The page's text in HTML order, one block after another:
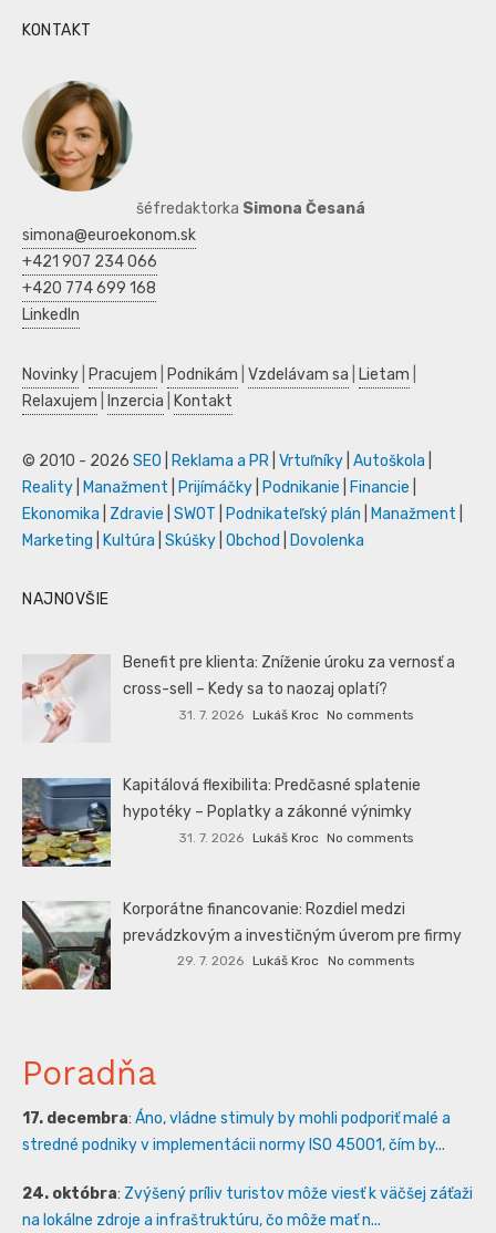
KONTAKT
šéfredaktorka Simona Česaná
simona@euroekonom.sk
+421 907 234 066
+420 774 699 168
LinkedIn
Novinky Pracujem Podnikám Vzdelávam sa Lietam
Relaxujem
Inzercia Kontakt
© 2010 - 2026 SEO Reklama a PR Vrtuľníky Autoškola
Reality
Manažment Prijímáčky Podnikanie Financie
Ekonomika
Zdravie SWOT Podnikateľský plán Manažment
Marketing
Kultúra Skúšky Obchod Dovolenka
NAJNOVŠIE
Benefit pre klienta: Zníženie úroku za vernosť a
cross-sell – Kedy sa to naozaj oplatí?
31. 7. 2026 Lukáš Kroc No comments
Kapitálová flexibilita: Predčasné splatenie
hypotéky – Poplatky a zákonné výnimky
31. 7. 2026 Lukáš Kroc No comments
Korporátne financovanie: Rozdiel medzi
prevádzkovým a investičným úverom pre firmy
29. 7. 2026 Lukáš Kroc No comments
Poradňa
17. decembra: Áno, vládne stimuly by mohli podporiť malé a
stredné podniky v implementácii normy ISO 45001, čím by...
24. októbra: Zvýšený príliv turistov môže viesť k väčšej záťaži
na lokálne zdroje a infraštruktúru, čo môže mať n...